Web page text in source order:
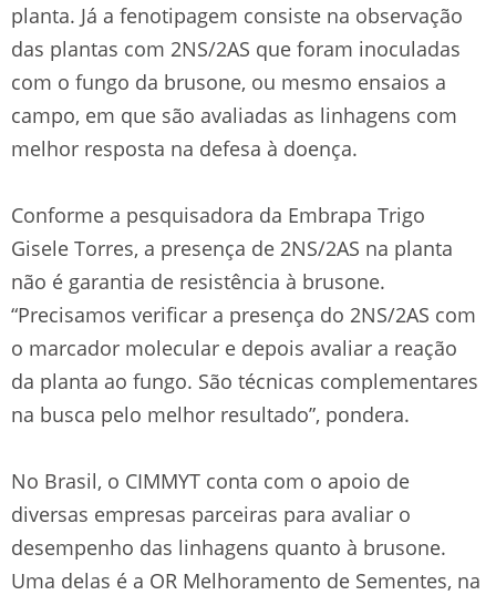
planta. Já a fenotipagem consiste na observação
das plantas com 2NS/2AS que foram inoculadas
com o fungo da brusone, ou mesmo ensaios a
campo, em que são avaliadas as linhagens com
melhor resposta na defesa à doença.
Conforme a pesquisadora da Embrapa Trigo
Gisele Torres, a presença de 2NS/2AS na planta
não é garantia de resistência à brusone.
“Precisamos verificar a presença do 2NS/2AS com
o marcador molecular e depois avaliar a reação
da planta ao fungo. São técnicas complementares
na busca pelo melhor resultado”, pondera.
No Brasil, o CIMMYT conta com o apoio de
diversas empresas parceiras para avaliar o
desempenho das linhagens quanto à brusone.
Uma delas é a OR Melhoramento de Sementes, na